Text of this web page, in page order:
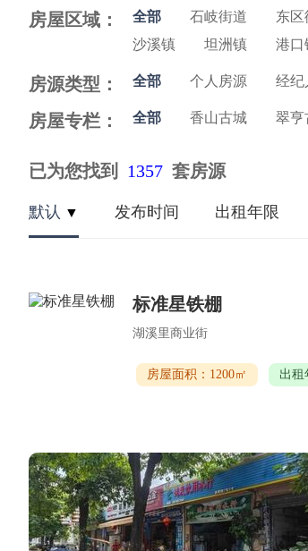
房屋区域： 全部 石岐街道 东区
沙溪镇
坦洲镇 港口
房源类型： 全部 个人房源 经纪
房屋专栏： 全部 香山古城 翠亨
已为您找到 1357 套房源
默认 ▼ 发布时间 出租年限
标准星铁棚
湖溪里商业街
房屋面积：1200㎡ 出租